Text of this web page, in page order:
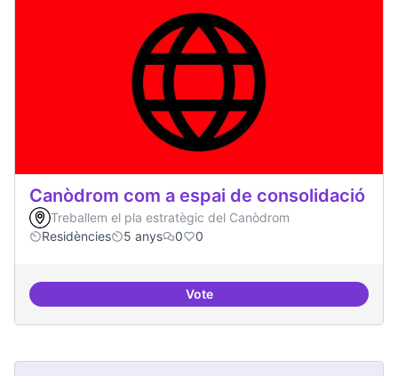
Canòdrom com a espai de consolidació
Treballem el pla estratègic del Canòdrom
Residències
5 anys 0 0
VoteCanòdrom com a espai de